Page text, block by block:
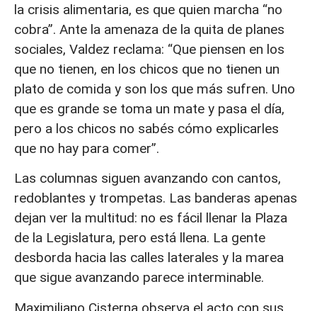
la crisis alimentaria, es que quien marcha “no
cobra”. Ante la amenaza de la quita de planes
sociales, Valdez reclama: “Que piensen en los
que no tienen, en los chicos que no tienen un
plato de comida y son los que más sufren. Uno
que es grande se toma un mate y pasa el día,
pero a los chicos no sabés cómo explicarles
que no hay para comer”.
Las columnas siguen avanzando con cantos,
redoblantes y trompetas. Las banderas apenas
dejan ver la multitud: no es fácil llenar la Plaza
de la Legislatura, pero está llena. La gente
desborda hacia las calles laterales y la marea
que sigue avanzando parece interminable.
Maximiliano Cisterna observa el acto con sus